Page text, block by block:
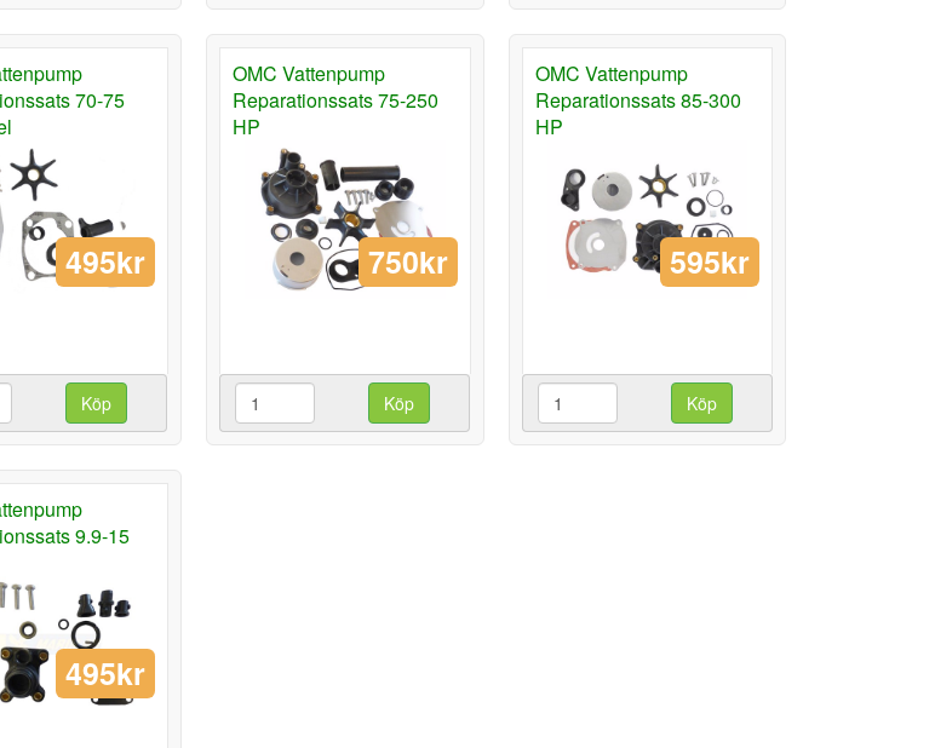
70-75
495kr
Köp
OMC Vattenpump
Reparationssats 75-250
HP
750kr
Köp
OMC Vattenpump
Reparationssats 85-300
HP
595kr
Köp
9.9-15
495kr